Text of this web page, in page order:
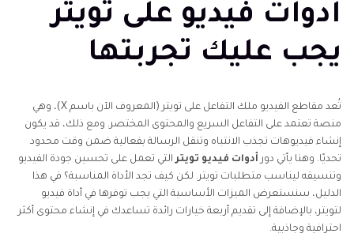
أدوات فيديو على تويتر
يجب عليك تجربتها
تُعد مقاطع الفيديو ملك التفاعل على تويتر (المعروف الآن باسم X)، وهي
منصة تعتمد على التفاعل السريع والمحتوى المختصر. ومع ذلك، قد يكون
إنشاء فيديوهات تجذب الانتباه وتنقل الرسالة بفعالية ضمن وقت محدود
تحديًا. وهنا يأتي دور أدوات فيديو تويترالتي تعمل على تحسين جودة الفيديو
وتنسيقه ليناسب متطلبات تويتر. لكن كيف تجد الأداة المناسبة؟ في هذا
الدليل، سنستعرض الميزات الأساسية التي يجب توفرها في أداة فيديو
لتويتر، بالإضافة إلى تقديم أربعة خيارات رائدة تساعدك في إنشاء محتوى أكثر
احترافية وجاذبية.